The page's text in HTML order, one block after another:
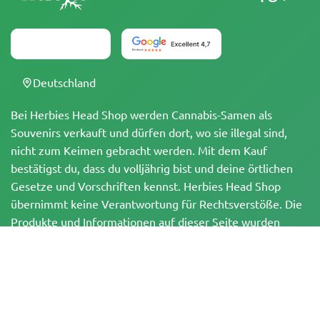
Bei Herbies Head Shop werden Cannabis-Samen als
Souvenirs verkauft und dürfen dort, wo sie illegal sind,
nicht zum Keimen gebracht werden. Mit dem Kauf
bestätigst du, dass du volljährig bist und deine örtlichen
Gesetze und Vorschriften kennst. Herbies Head Shop
übernimmt keine Verantwortung für Rechtsverstöße. Die
Produkte und Informationen auf dieser Seite wurden
Deutschland